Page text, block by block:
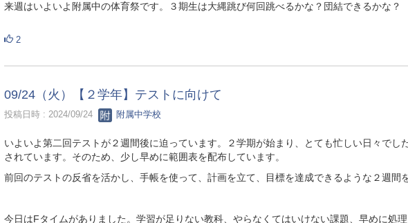
来週はいよいよ附属中の体育祭です。３期生は大縄跳び何回跳べるかな？団結できるかな？
2
09/24（火）【２学年】テストに向けて
投稿日時 : 2024/09/24 附属中学校
いよいよ第二回テストが２週間後に迫っています。２学期が始まり、とても忙しい日々でし
されています。そのため、少し早めに範囲表を配布しています。
前回のテストの反省を活かし、手帳を使って、計画を立て、目標を達成できるような２週間
今日はFタイムがありました。学習が足りない教科、やらなくてはいけない課題、早めに処